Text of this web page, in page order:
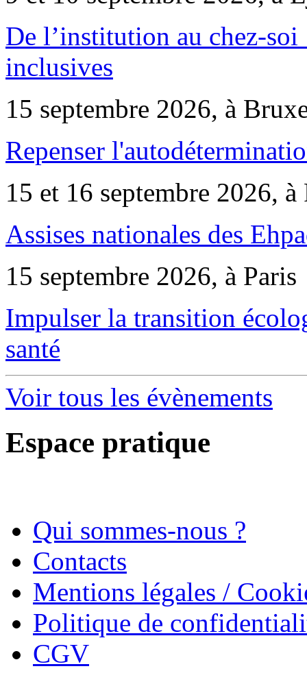
De l’institution au chez-
inclusives
15 septembre 2026, à
Repenser
15 et 16 septembre 2026, à
Assises nationales des
15 septembre 2026, à Paris
Impulser la transition
santé
Voir tous les évènements
Espace pratique
Qui sommes-nous ?
Contacts
Mentions légales /
Politique de
CGV